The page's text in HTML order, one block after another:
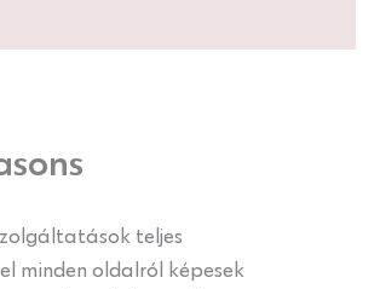
teljes
minden oldalról képesek